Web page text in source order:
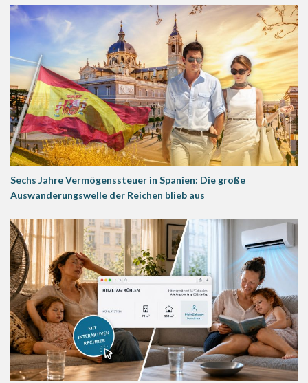
Sechs Jahre Vermögenssteuer in Spanien: Die große
Auswanderungswelle der Reichen blieb aus